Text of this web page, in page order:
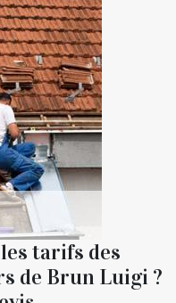
tarifs des
de Brun Luigi ?